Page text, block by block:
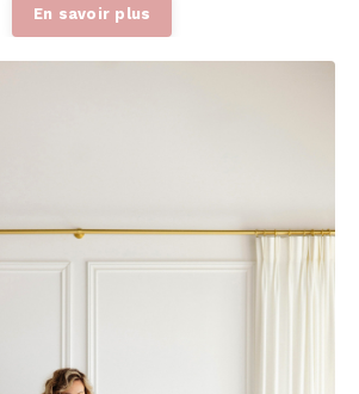
En savoir plus